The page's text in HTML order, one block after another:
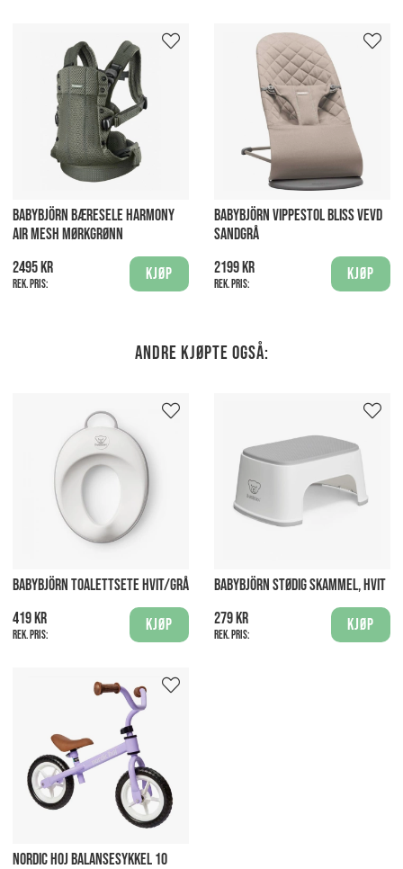
BABYBJÖRN BÆRESELE HARMONY
AIR MESH MØRKGRØNN
2495 kr
Rek. pris:
Kjøp
BABYBJÖRN VIPPESTOL BLISS VEVD
SANDGRÅ
2199 kr
Rek. pris:
Kjøp
Andre kjøpte også:
BABYBJÖRN TOALETTSETE HVIT/GRÅ
419 kr
Rek. pris:
Kjøp
BABYBJÖRN STØDIG SKAMMEL, HVIT
279 kr
Rek. pris:
Kjøp
NORDIC HOJ BALANSESYKKEL 10